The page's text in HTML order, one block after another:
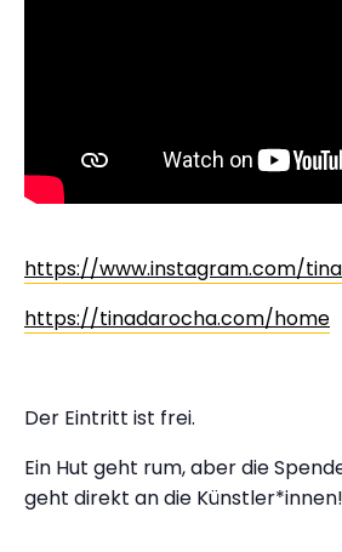
https://www.instagram.com/
https://tinadarocha.com/home
Der Eintritt ist frei.
Ein Hut geht rum, aber die
geht direkt an die Künstler*innen!